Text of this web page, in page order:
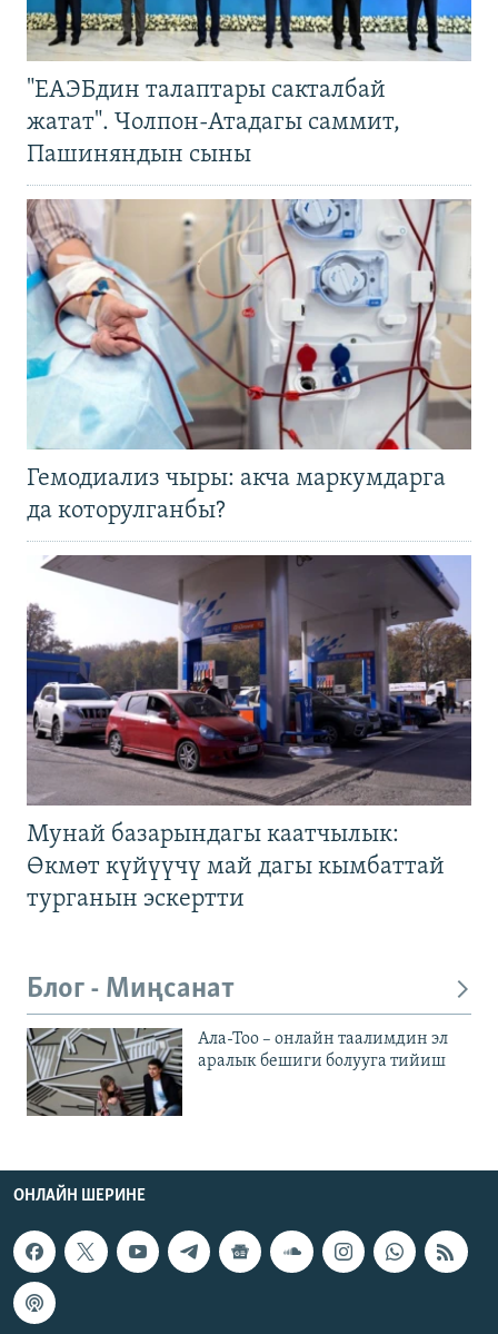
"ЕАЭБдин талаптары сакталбай
жатат". Чолпон-Атадагы саммит,
Пашиняндын сыны
Гемодиализ чыры: акча маркумдарга
да которулганбы?
Мунай базарындагы каатчылык:
Өкмөт күйүүчү май дагы кымбаттай
турганын эскертти
Блог - Миңсанат
Ала-Тоо – онлайн таалимдин эл
аралык бешиги болууга тийиш
ОНЛАЙН ШЕРИНЕ